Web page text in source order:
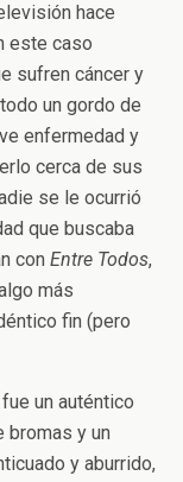
hace
este caso
sufren cáncer y
un gordo de
enfermedad y
cerca de sus
se le ocurrió
que buscaba
con Entre Todos,
más
fin (pero
un auténtico
bromas y un
y aburrido,